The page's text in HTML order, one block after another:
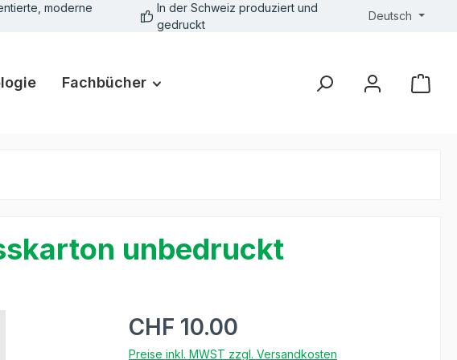
moderne
In der Schweiz produziert und
gedruckt
Deutsch
Fachbücher
unbedruckt
CHF 10.00
Preise inkl. MWST zzgl. Versandkosten